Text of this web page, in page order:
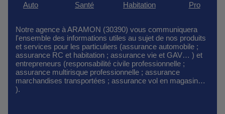
Auto Santé Habitation Pro
Notre agence à ARAMON (30390) vous communiquera
l'ensemble des informations utiles au sujet de nos produits
et services pour les particuliers (assurance automobile ;
assurance RC et habitation ; assurance vie et GAV… ) et
entrepreneurs (responsabilité civile professionnelle ;
assurance multirisque professionnelle ; assurance
marchandises transportées ; assurance vol en magasin…
).